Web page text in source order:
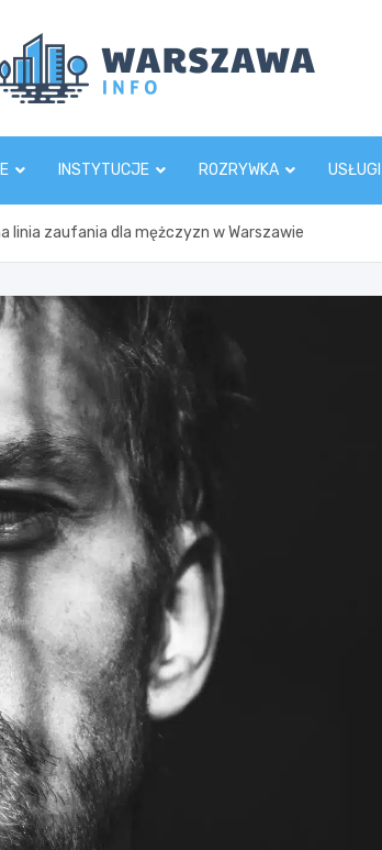
INSTYTUCJE ROZRYWKA USŁUGI
linia zaufania dla mężczyzn w Warszawie